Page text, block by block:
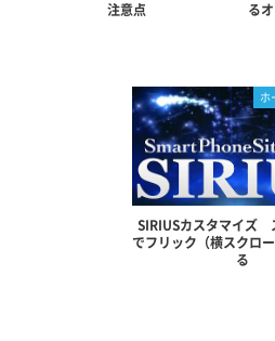
注意点
る
ホ
SIRIUSカスタマイズ
でフリック（横スクロ
る